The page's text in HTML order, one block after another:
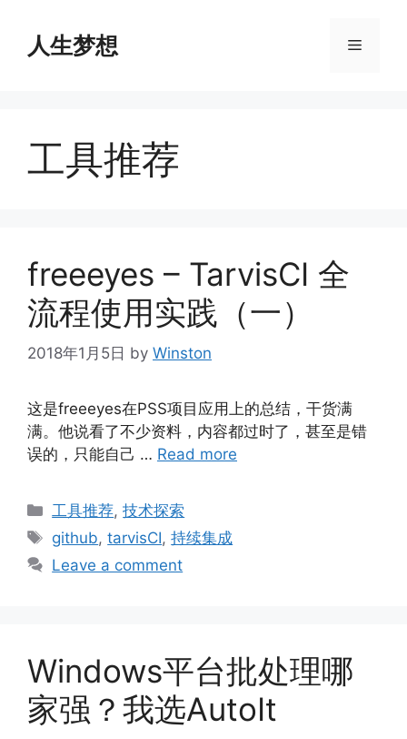
content人生梦想 Menu
工具推荐
freeeyes – TarvisCI 全
流程使用实践（一）
2018年1月5日 by Winston
这是freeeyes在PSS项目应用上的总结，干货满
满。他说看了不少资料，内容都过时了，甚至是错
误的，只能自己 … Read more
Categories
工具推荐,技术探索
Tags
github,tarvisCI,持续集成
Leave a comment
Windows平台批处理哪
家强？我选AutoIt